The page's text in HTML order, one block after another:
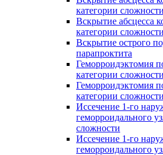
категории сложности
Вскрытие абсцесса
категории сложности
Вскрытие острого
парапроктита
Геморроидэктомия
категории сложности
Геморроидэктомия
категории сложности
Иссечение 1-го
геморроидального
сложности
Иссечение 1-го
геморроидального